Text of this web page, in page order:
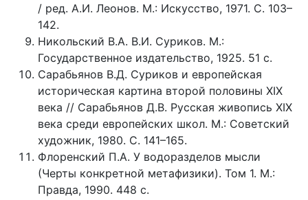
/ ред. А.И. Леонов. М.: Искусство, 1971. С. 103–
142.
Никольский В.А. В.И. Суриков. М.:
Государственное издательство, 1925. 51 с.
Сарабьянов В.Д. Суриков и европейская
историческая картина второй половины XIX
века // Сарабьянов Д.В. Русская живопись XIX
века среди европейских школ. М.: Советский
художник, 1980. С. 141–165.
Флоренский П.А. У водоразделов мысли
(Черты конкретной метафизики). Том 1. М.:
Правда, 1990. 448 с.